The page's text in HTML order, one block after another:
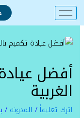
تخطي
إلى
أفضل
الغربية
اترك تعليقاً/ المدونة /